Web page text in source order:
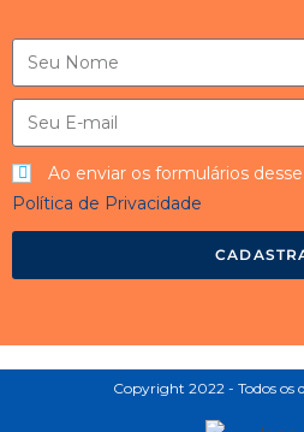
Ao enviar os formulários
Política de Privacidade
Copyright 2022 - Todos os